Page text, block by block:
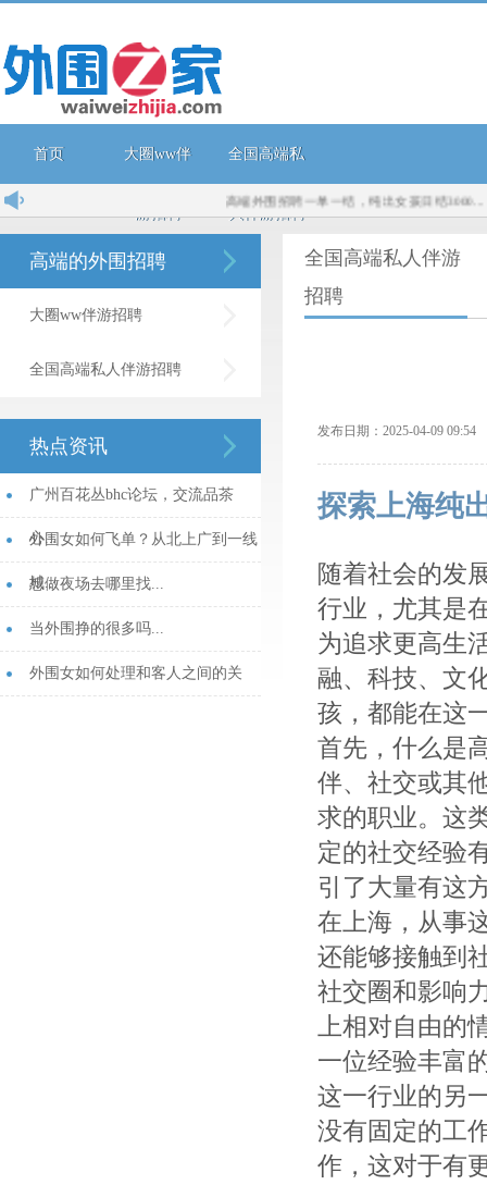
首页 大圈ww伴
游招聘
全国高端私
人伴游招聘
高端外围招聘一单一结，纯出女孩日结3000... 外
高端的外围招聘
大圈ww伴游招聘
全国高端私人伴游招聘
热点资讯
广州百花丛bhc论坛，交流品茶
心...
外围女如何飞单？从北上广到一线
城...
想做夜场去哪里找...
当外围挣的很多吗...
外围女如何处理和客人之间的关
全国高端私人伴游
招聘
发布日期：2025-04-09
探索上海纯
随着社会的发
行业，尤其是
为追求更高生
融、科技、文
孩，都能在这
首先，什么是
伴、社交或其
求的职业。这
定的社交经验
引了大量有这
在上海，从事
还能够接触到
社交圈和影响
上相对自由的
一位经验丰富
这一行业的另
没有固定的工
作，这对于有